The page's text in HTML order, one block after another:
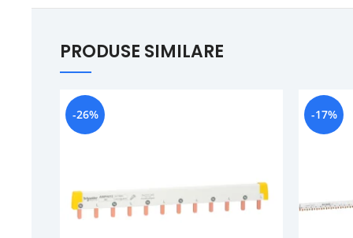
PRODUSE SIMILARE
-26% -17%